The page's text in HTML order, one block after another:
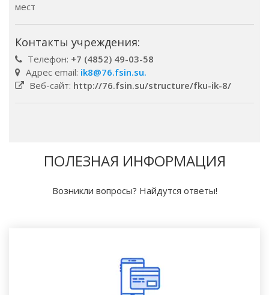
мест
Контакты учреждения:
Телефон: +7 (4852) 49-03-58
Адрес email: ik8@76.fsin.su.
Веб-сайт: http://76.fsin.su/structure/fku-ik-8/
ПОЛЕЗНАЯ ИНФОРМАЦИЯ
Возникли вопросы? Найдутся ответы!